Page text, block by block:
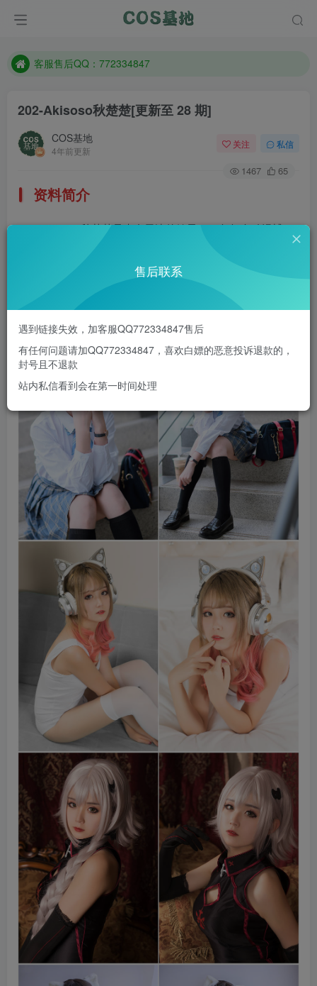
遇到任何问题加客服QQ：772334847
客服售后QQ：772334847
防失联：百度搜索《一七天佳》，实时查看最新站点。
202-Akisoso秋楚楚[更新至 28 期]
COS基地
4年前更新
关注 私信
1467 65
资料简介
Akisoso秋楚楚是来自天津的妹子，98年知名动漫博
主，目前有30多万粉丝，这妹子看起来真的好清纯好美呀。
部分预览
售后联系
遇到链接失效，加客服QQ772334847售后
有任何问题请加QQ772334847，喜欢白嫖的恶意投诉退款的，
封号且不退款
站内私信看到会在第一时间处理